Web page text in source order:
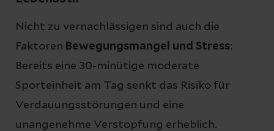
Nicht zu vernachlässigen sind auch die
Faktoren Bewegungsmangel und Stress:
Bereits eine 30-minütige moderate
Sporteinheit am Tag senkt das Risiko für
Verdauungsstörungen und eine
unangenehme Verstopfung erheblich.